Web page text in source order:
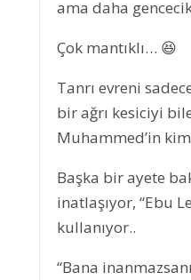
ama daha
Çok mantıklı… 😆
Tanrı evreni
bir ağrı kesiciyi
Muhammed’in
Başka bir ayete
inatlaşıyor, “Ebu
kullanıyor..
“Bana